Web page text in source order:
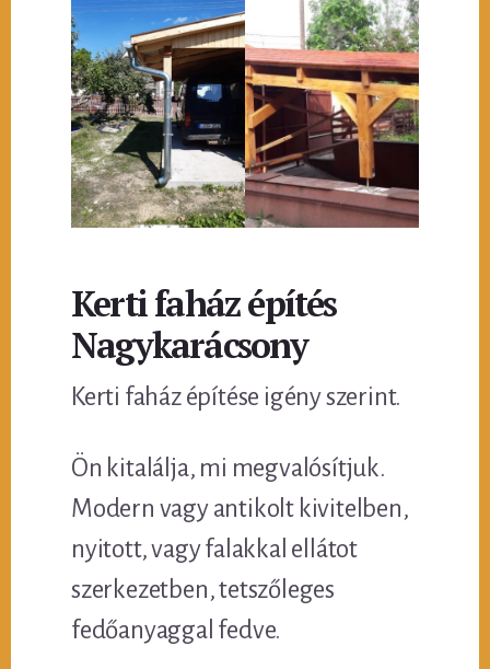
Kerti faház építés
Nagykarácsony
Kerti faház építése igény szerint.
Ön kitalálja, mi megvalósítjuk.
Modern vagy antikolt kivitelben,
nyitott, vagy falakkal ellátot
szerkezetben, tetszőleges
fedőanyaggal fedve.